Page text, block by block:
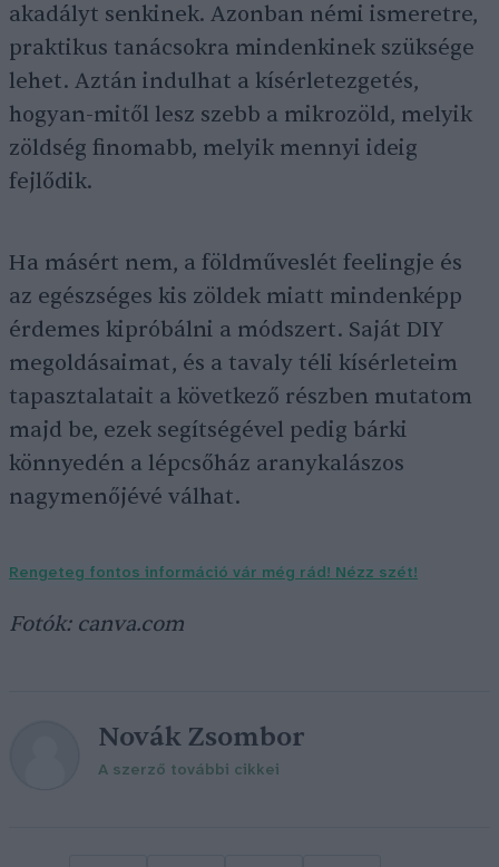
akadályt senkinek. Azonban némi ismeretre,
praktikus tanácsokra mindenkinek szüksége
lehet. Aztán indulhat a kísérletezgetés,
hogyan-mitől lesz szebb a mikrozöld, melyik
zöldség finomabb, melyik mennyi ideig
fejlődik.
Ha másért nem, a földműveslét feelingje és
az egészséges kis zöldek miatt mindenképp
érdemes kipróbálni a módszert. Saját DIY
megoldásaimat, és a tavaly téli kísérleteim
tapasztalatait a következő részben mutatom
majd be, ezek segítségével pedig bárki
könnyedén a lépcsőház aranykalászos
nagymenőjévé válhat.
Rengeteg fontos információ vár még rád! Nézz szét!
Fotók: canva.com
Novák Zsombor
A szerző további cikkei